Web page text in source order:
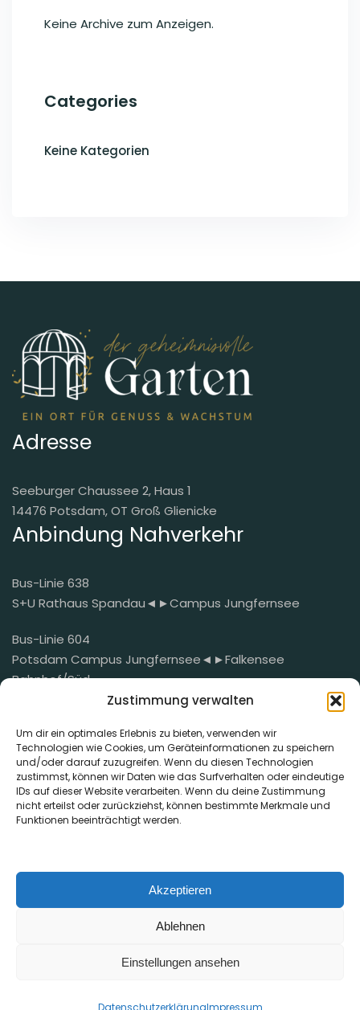
Zustimmung verwalten
Um dir ein optimales Erlebnis zu bieten, verwenden wir
Technologien wie Cookies, um Geräteinformationen zu speichern
und/oder darauf zuzugreifen. Wenn du diesen Technologien
zustimmst, können wir Daten wie das Surfverhalten oder eindeutige
IDs auf dieser Website verarbeiten. Wenn du deine Zustimmung
nicht erteilst oder zurückziehst, können bestimmte Merkmale und
Funktionen beeinträchtigt werden.
Akzeptieren
Ablehnen
Einstellungen ansehen
DatenschutzerklärungImpressum
Keine Archive zum Anzeigen.
Categories
Keine Kategorien
Adresse
Seeburger Chaussee 2, Haus 1
14476 Potsdam, OT Groß Glienicke
Anbindung Nahverkehr
Bus-Linie 638
S+U Rathaus Spandau◄►Campus Jungfernsee
Bus-Linie 604
Potsdam Campus Jungfernsee◄►Falkensee
Bahnhof/Süd
mail@der-geheimnisvolle-garten.de
Telefon
Links